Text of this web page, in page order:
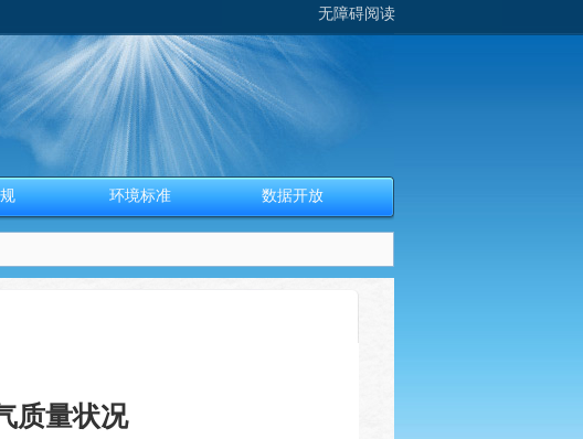
无障碍阅读
环境标准 数据开放
质量状况